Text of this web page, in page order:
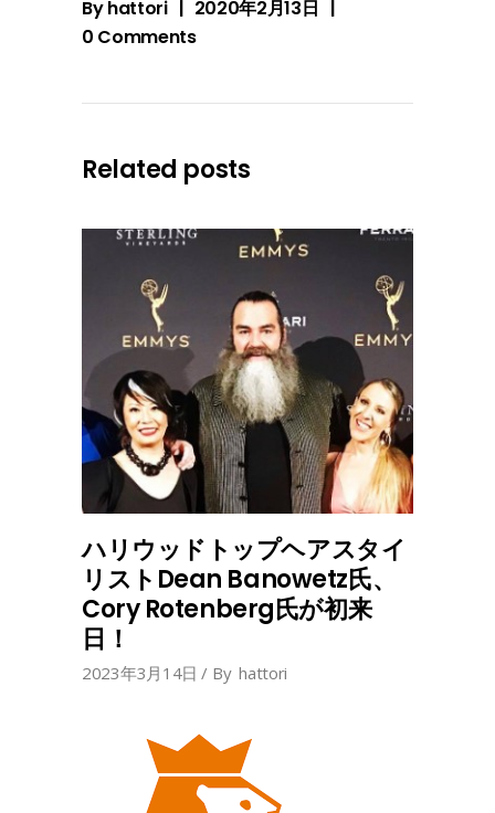
Byhattori
2020年2月13日
0 Comments
Related posts
ハリウッドトップヘアスタイ
リストDean Banowetz氏、
Cory Rotenberg氏が初来
日！
2023年3月14日 By hattori